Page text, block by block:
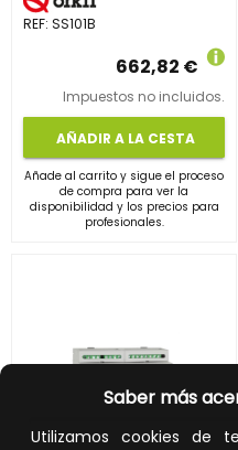
Saber más
Utilizamos cookies de
REF: SS101B
662,82 €
Impuestos no incluidos.
AÑADIR A LA CESTA
Añade al carrito y sigue el proceso
de compra para ver la
disponibilidad y los precios para
profesionales.